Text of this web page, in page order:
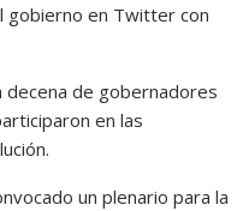
gobierno en Twitter con
decena de gobernadores
en las
un plenario para la